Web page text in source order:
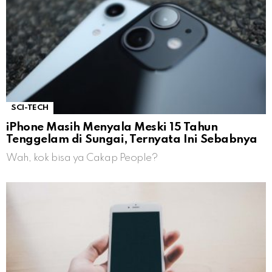
SCI-TECH
iPhone Masih Menyala Meski 15 Tahun
Tenggelam di Sungai, Ternyata Ini Sebabnya
Wah, kok bisa ya Cakap People?